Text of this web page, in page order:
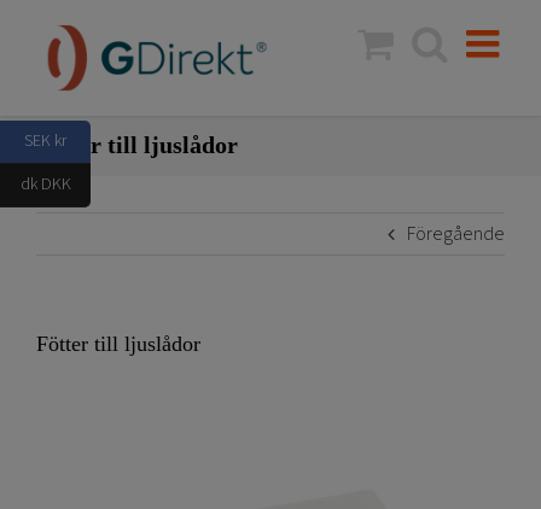
innehållet
Fötter till ljuslådor
Föregående
Fötter till ljuslådor
SEK kr
dk DKK